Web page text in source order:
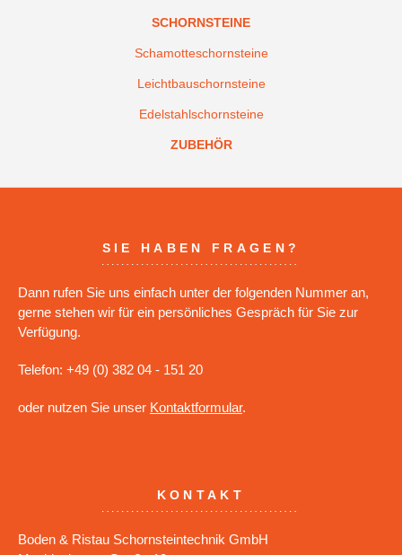
SCHORNSTEINE
Schamotteschornsteine
Leichtbauschornsteine
Edelstahlschornsteine
ZUBEHÖR
SIE HABEN FRAGEN?
Dann rufen Sie uns einfach unter der folgenden Nummer an,
gerne stehen wir für ein persönliches Gespräch für Sie zur
Verfügung.
Telefon: +49 (0) 382 04 - 151 20
oder nutzen Sie unser Kontaktformular.
KONTAKT
Boden & Ristau Schornsteintechnik GmbH